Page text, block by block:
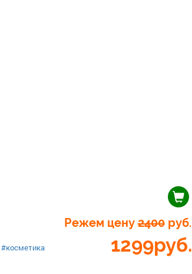
Режем цену2400руб.
1299руб.
#косметика